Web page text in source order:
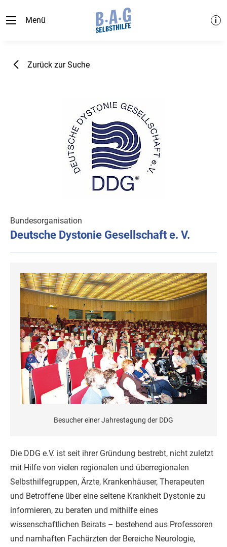
Menü
Zurück zur Suche
Bundesorganisation
Deutsche Dystonie Gesellschaft e. V.
Besucher einer Jahrestagung der DDG
Die DDG e.V. ist seit ihrer Gründung bestrebt, nicht zuletzt
mit Hilfe von vielen regionalen und überregionalen
Selbsthilfegruppen, Ärzte, Krankenhäuser, Therapeuten
und Betroffene über eine seltene Krankheit Dystonie zu
informieren, zu beraten und mithilfe eines
wissenschaftlichen Beirats – bestehend aus Professoren
und namhaften Fachärzten der Bereiche Neurologie,